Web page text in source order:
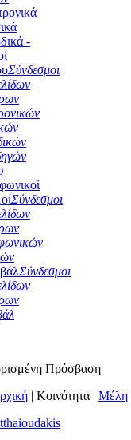
-
Σύνδεσμοι
Σύνδεσμοι
Σύνδεσμοι
Πρόσβαση
| Κοινότητα | Μέλη